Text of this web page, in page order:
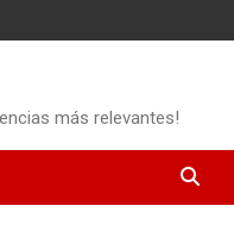
más relevantes!